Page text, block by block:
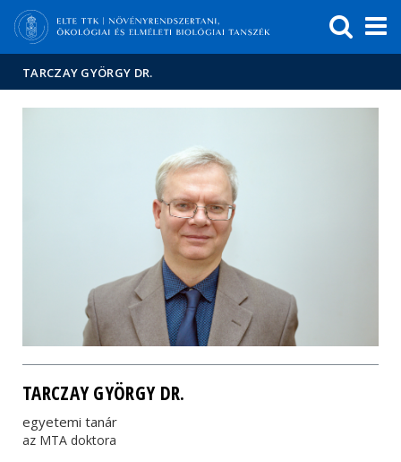
Hírek
Események
ELTE a
sajtóban
TARCZAY GYÖRGY DR.
TARCZAY GYÖRGY DR.
egyetemi tanár
az MTA doktora